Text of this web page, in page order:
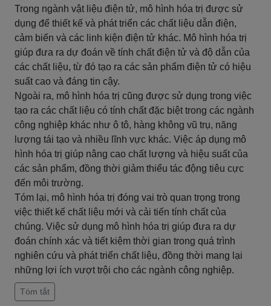
Trong ngành vật liệu điện tử, mô hình hóa trị được sử
dụng để thiết kế và phát triển các chất liệu dẫn điện,
cảm biến và các linh kiện điện tử khác. Mô hình hóa trị
giúp đưa ra dự đoán về tính chất điện tử và độ dẫn của
các chất liệu, từ đó tạo ra các sản phẩm điện tử có hiệu
suất cao và đáng tin cậy.
Ngoài ra, mô hình hóa trị cũng được sử dụng trong việc
tạo ra các chất liệu có tính chất đặc biệt trong các ngành
công nghiệp khác như ô tô, hàng không vũ trụ, năng
lượng tái tạo và nhiều lĩnh vực khác. Việc áp dụng mô
hình hóa trị giúp nâng cao chất lượng và hiệu suất của
các sản phẩm, đồng thời giảm thiểu tác động tiêu cực
đến môi trường.
Tóm lại, mô hình hóa trị đóng vai trò quan trọng trong
việc thiết kế chất liệu mới và cải tiến tính chất của
chúng. Việc sử dụng mô hình hóa trị giúp đưa ra dự
đoán chính xác và tiết kiệm thời gian trong quá trình
nghiên cứu và phát triển chất liệu, đồng thời mang lại
những lợi ích vượt trội cho các ngành công nghiệp.
Tóm tắt